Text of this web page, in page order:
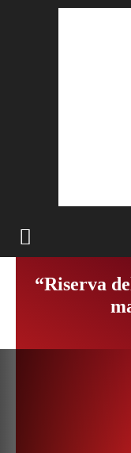
“Riserva